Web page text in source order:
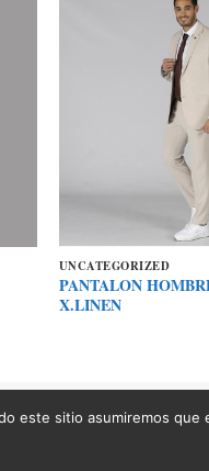
UNCATEGORIZED
PANTALON
X.LINEN
este sitio asumiremos que